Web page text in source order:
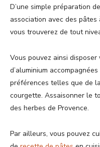
D’une simple préparation
association avec des pâtes
vous trouverez de tout
Vous pouvez ainsi
d’aluminium
préférences telles que de
courgette. Assaisonner le
des herbes de Provence.
Par ailleurs, vous pouvez